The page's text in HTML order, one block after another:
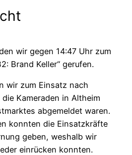
wir gegen 14:47 Uhr zum
Brand Keller“ gerufen.
wir zum Einsatz nach
Kameraden in Altheim
abgemeldet waren.
konnten die Einsatzkräfte
geben, weshalb wir
einrücken konnten.